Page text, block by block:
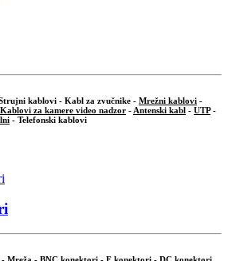
kablovi - Kabl za zvučnike - Mrežni kablovi -
Kablovi za kamere video nadzor - Antenski kabl - UTP-
- Telefonski kablovi